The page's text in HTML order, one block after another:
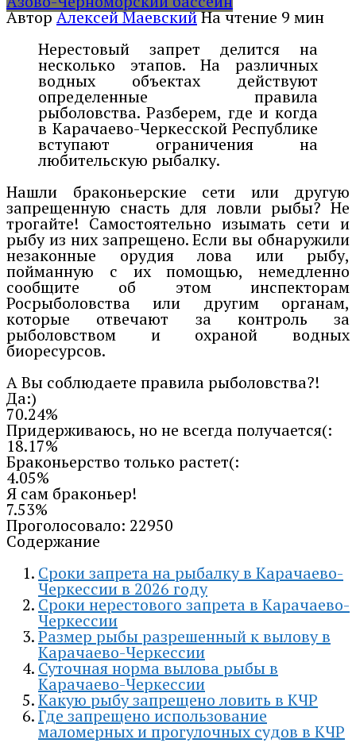
АвторАлексей МаевскийНа чтение 9 мин
Нерестовый запрет делится на
несколько этапов. На различных
водных объектах действуют
определенные правила
рыболовства. Разберем, где и когда
в Карачаево-Черкесской Республике
вступают ограничения на
любительскую рыбалку.
Нашли браконьерские сети или другую
запрещенную снасть для ловли рыбы? Не
трогайте! Самостоятельно изымать сети и
рыбу из них запрещено. Если вы обнаружили
незаконные орудия лова или рыбу,
пойманную с их помощью, немедленно
сообщите об этом инспекторам
Росрыболовства или другим органам,
которые отвечают за контроль за
рыболовством и охраной водных
биоресурсов.
А Вы соблюдаете правила рыболовства?!
Да:)
70.24%
Придерживаюсь, но не всегда получается(:
18.17%
Браконьерство только растет(:
4.05%
Я сам браконьер!
7.53%
Проголосовало: 22950
Содержание
Сроки запрета на рыбалку в Карачаево-
Черкессии в 2026 году
Сроки нерестового запрета в Карачаево-
Черкессии
Размер рыбы разрешенный к вылову в
Карачаево-Черкессии
Суточная норма вылова рыбы в
Карачаево-Черкессии
Какую рыбу запрещено ловить в КЧР
Где запрещено использование
маломерных и прогулочных судов в КЧР